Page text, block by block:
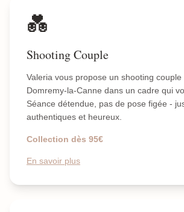
💑
Shooting Couple
Valeria vous propose un shooting couple
Domremy-la-Canne dans un cadre qui
Séance détendue, pas de pose figée -
authentiques et heureux.
Collection dès 95€
En savoir plus